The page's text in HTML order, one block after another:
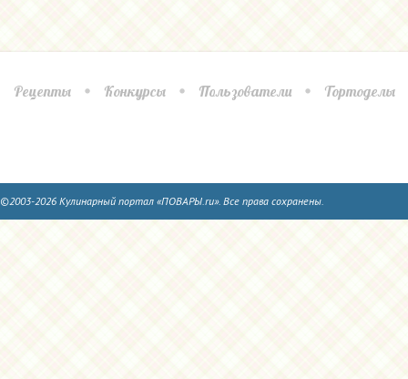
Рецепты Конкурсы Пользователи Тортоделы
©2003-2026 Кулинарный портал «ПОВАРЫ.ru». Все права сохранены.